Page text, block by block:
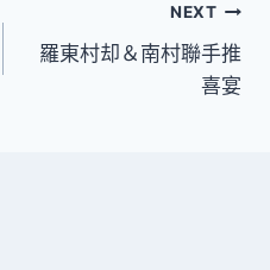
NEXT
羅東村却＆南村聯手推
喜宴